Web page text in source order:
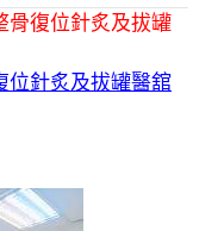
骨復位針炙及拔罐
位針炙及拔罐醫舘